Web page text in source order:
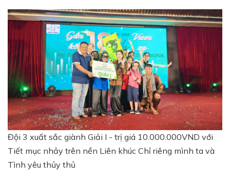
Đội 3 xuất sắc giành Giải I - trị giá 10.000.000VND với
Tiết mục nhảy trên nền Liên khúc Chỉ riêng mình ta và
Tình yêu thủy thủ